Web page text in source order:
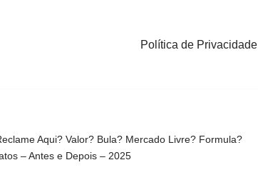
Política de Privacidade
Aqui? Valor? Bula? Mercado Livre? Formula?
– Antes e Depois – 2025